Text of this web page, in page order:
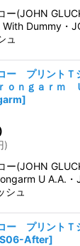
ー(JOHN
With Dummy・
ュ
ー プリント
ｏｎｇａｒｍ
]
)
ー(JOHN
U A.A.・
シュ
ー プリント
After]